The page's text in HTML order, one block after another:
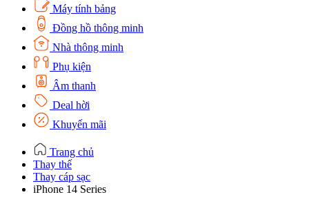
Máy tính bảng
Đồng hồ thông minh
Nhà thông minh
Phụ kiện
Âm thanh
Deal hời
Khuyến mãi
Trang chủ
Thay thế
Thay cáp sạc
iPhone 14 Series